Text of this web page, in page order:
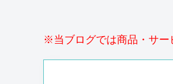
※当ブログでは商品・サー